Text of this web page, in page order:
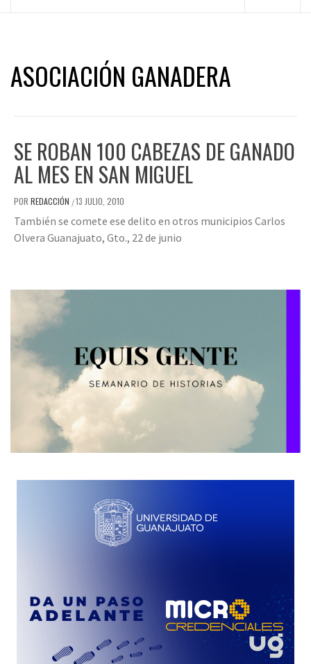
ASOCIACIÓN GANADERA
SE ROBAN 100 CABEZAS DE GANADO
AL MES EN SAN MIGUEL
POR REDACCIÓN /13 JULIO, 2010
También se comete ese delito en otros municipios Carlos
Olvera Guanajuato, Gto., 22 de junio